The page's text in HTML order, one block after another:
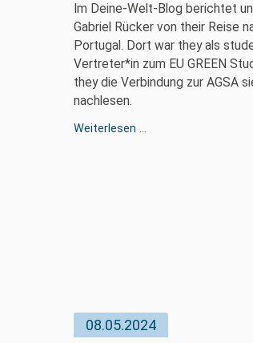
Im Deine-Welt-Blog berichtet
Gabriel Rücker von their Reise
Portugal. Dort war they als
Vertreter*in zum EU GREEN
they die Verbindung zur AGSA
nachlesen.
Weiterlesen …
08.05.2024